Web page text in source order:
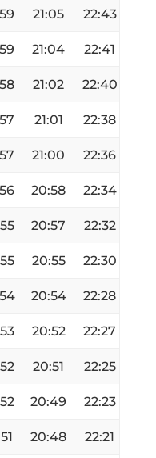
21:05 22:43
21:04 22:41
21:02 22:40
21:01 22:38
21:00 22:36
20:58 22:34
20:57 22:32
20:55 22:30
20:54 22:28
20:52 22:27
20:51 22:25
20:49 22:23
20:48 22:21